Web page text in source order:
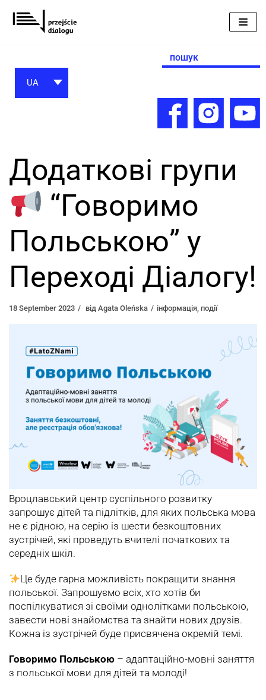
Перейти
до
Search
for:
UA
Додаткові групи
“Говоримо
Польською” у
Переході Діалогу!
18 September 2023 від Agata Oleńska інформація події
Вроцлавський центр суспільного розвитку
запрошує дітей та підлітків, для яких польська мова
не є рідною, на серію із шести безкоштовних
зустрічей, які проведуть вчителі початкових та
середніх шкіл.
Це буде гарна можливість покращити знання
польської. Запрошуємо всіх, хто хотів би
поспілкуватися зі своїми однолітками польською,
завести нові знайомства та знайти нових друзів.
Кожна із зустрічей буде присвячена окремій темі.
Говоримо Польською – aдаптаційно-мовні заняття
з польської мови для дітей та молоді!